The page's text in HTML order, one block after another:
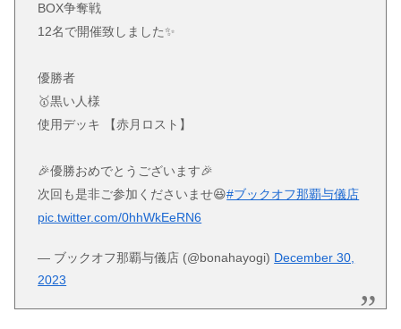
BOX争奪戦
12名で開催致しました✨
優勝者
🥇黒い人様
使用デッキ 【赤月ロスト】
🎉優勝おめでとうございます🎉
次回も是非ご参加くださいませ😆#ブックオフ那覇与儀店
pic.twitter.com/0hhWkEeRN6
— ブックオフ那覇与儀店 (@bonahayogi) December 30,
2023